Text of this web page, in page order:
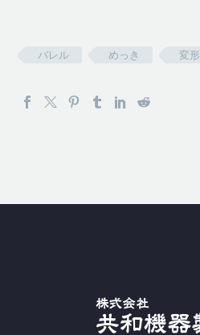
バレル めっき 変形